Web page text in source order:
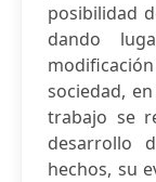
posibilidad
dando
sociedad,
trabajo se
desarrollo
hechos, su